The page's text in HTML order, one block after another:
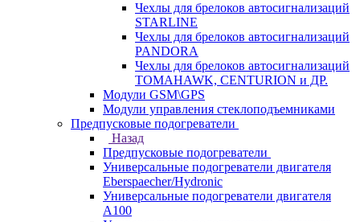
Чехлы для брелоков автосигнализаций
STARLINE
Чехлы для брелоков автосигнализаций
PANDORA
Чехлы для брелоков автосигнализаций
TOMAHAWK, CENTURION и ДР.
Модули GSM\GPS
Модули управления стеклоподъемниками
Предпусковые подогреватели
Назад
Предпусковые подогреватели
Универсальные подогреватели двигателя
Eberspaecher/Hydronic
Универсальные подогреватели двигателя
A100